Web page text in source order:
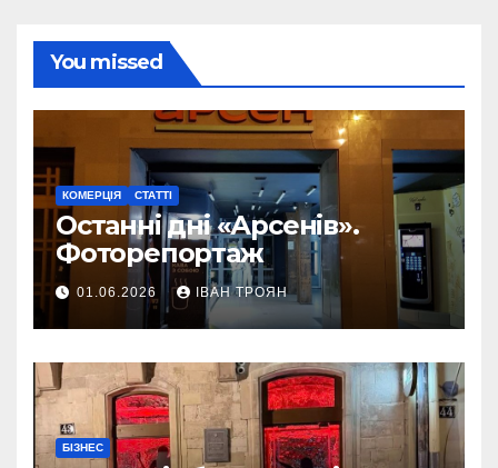
You missed
КОМЕРЦІЯ СТАТТІ
Останні дні «Арсенів».
Фоторепортаж
01.06.2026 ІВАН ТРОЯН
БІЗНЕС